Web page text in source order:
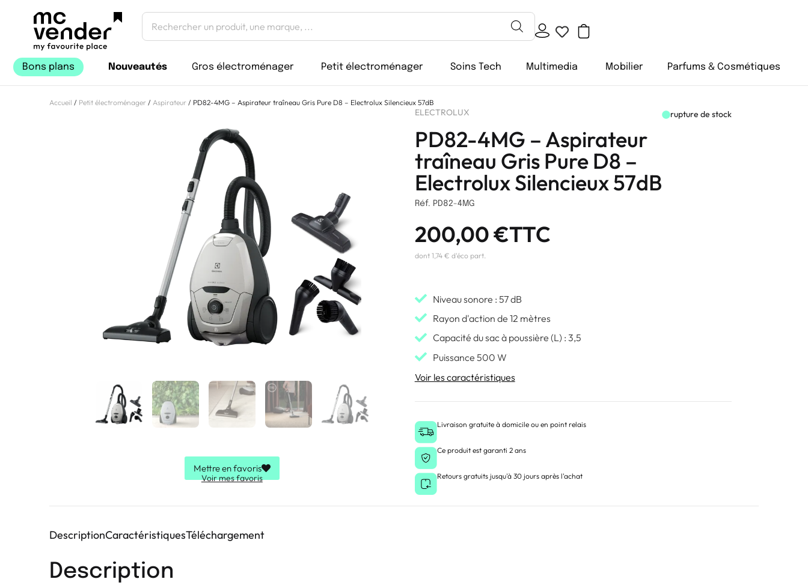
Bons plans Nouveautés Gros électroménager Petit électroménager Soins Tech Multimedia Mobilier Parfums & Cosmétiques
Accueil / Petit électroménager / Aspirateur / PD82-4MG – Aspirateur traîneau Gris Pure D8 – Electrolux Silencieux 57dB
Mettre en favoris
Voir mes favoris
ELECTROLUX rupture de stock
PD82-4MG – Aspirateur
traîneau Gris Pure D8 –
Electrolux Silencieux 57dB
Réf. PD82-4MG
200,00€TTC
dont 1,74 € d'éco part.
Niveau sonore : 57 dB
Rayon d'action de 12 mètres
Capacité du sac à poussière (L) : 3,5
Puissance 500 W
Voir les caractéristiques
Livraison gratuite à domicile ou en point relais
Ce produit est garanti 2 ans
Retours gratuits jusqu'à 30 jours après l'achat
DescriptionCaractéristiquesTéléchargement
Description